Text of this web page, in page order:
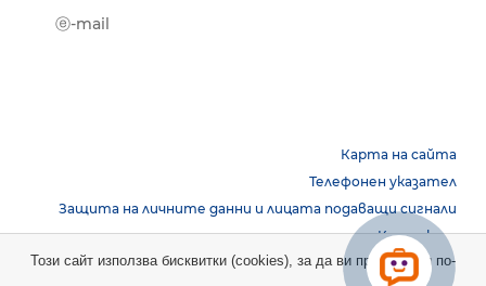
ⓔ-mail
Карта на сайта
Телефонен указател
Защита на личните данни и лицата подаващи сигнали
Контакти
Този сайт използва бисквитки (cookies), за да ви предостави по-